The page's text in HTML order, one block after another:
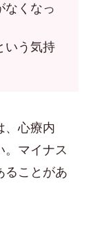
なくなっ
いう気持
、心療内
。マイナス
ることがあ